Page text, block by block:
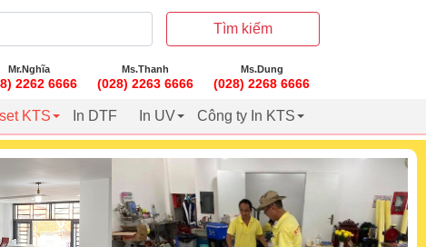
Tìm kiếm
Mr.Nghĩa
2262 6666
Ms.Thanh
(028) 2263 6666
Ms.Dung
(028) 2268 6666
KTS In DTF In UV Công ty In KTS